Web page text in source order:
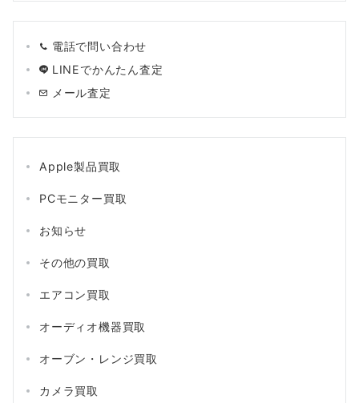
電話で問い合わせ
LINEでかんたん査定
メール査定
Apple製品買取
PCモニター買取
お知らせ
その他の買取
エアコン買取
オーディオ機器買取
オーブン・レンジ買取
カメラ買取